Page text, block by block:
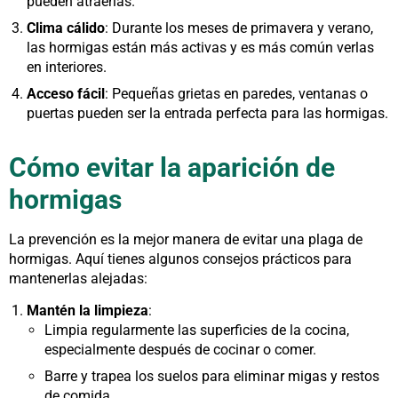
Clima cálido: Durante los meses de primavera y verano,
las hormigas están más activas y es más común verlas
en interiores.
Acceso fácil: Pequeñas grietas en paredes, ventanas o
puertas pueden ser la entrada perfecta para las hormigas.
Cómo evitar la aparición de
hormigas
La prevención es la mejor manera de evitar una plaga de
hormigas. Aquí tienes algunos consejos prácticos para
mantenerlas alejadas:
Mantén la limpieza:
Limpia regularmente las superficies de la cocina,
especialmente después de cocinar o comer.
Barre y trapea los suelos para eliminar migas y restos